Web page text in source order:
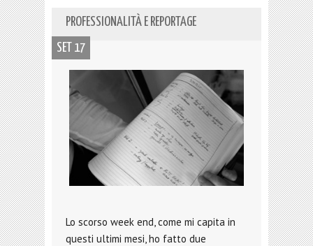
PROFESSIONALITÀ E REPORTAGE
SET 17
Lo scorso week end, come mi capita in
questi ultimi mesi, ho fatto due